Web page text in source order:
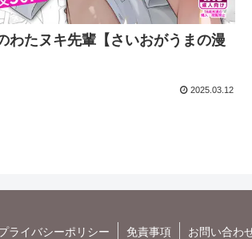
わたヌキ先輩【さいおがうまの漫
2025.03.12
ライバシーポリシー 免責事項 お問い合わ